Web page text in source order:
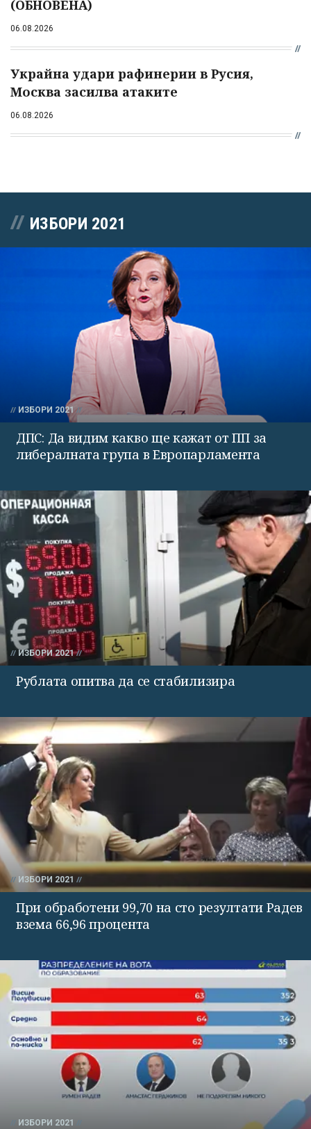
(ОБНОВЕНА)
06.08.2026
Украйна удари рафинерии в Русия,
Москва засилва атаките
06.08.2026
ИЗБОРИ 2021
ИЗБОРИ 2021
ДПС: Да видим какво ще кажат от ПП за
либералната група в Европарламента
ИЗБОРИ 2021
Рублата опитва да се стабилизира
ИЗБОРИ 2021
При обработени 99,70 на сто резултати Радев
взема 66,96 процента
ИЗБОРИ 2021